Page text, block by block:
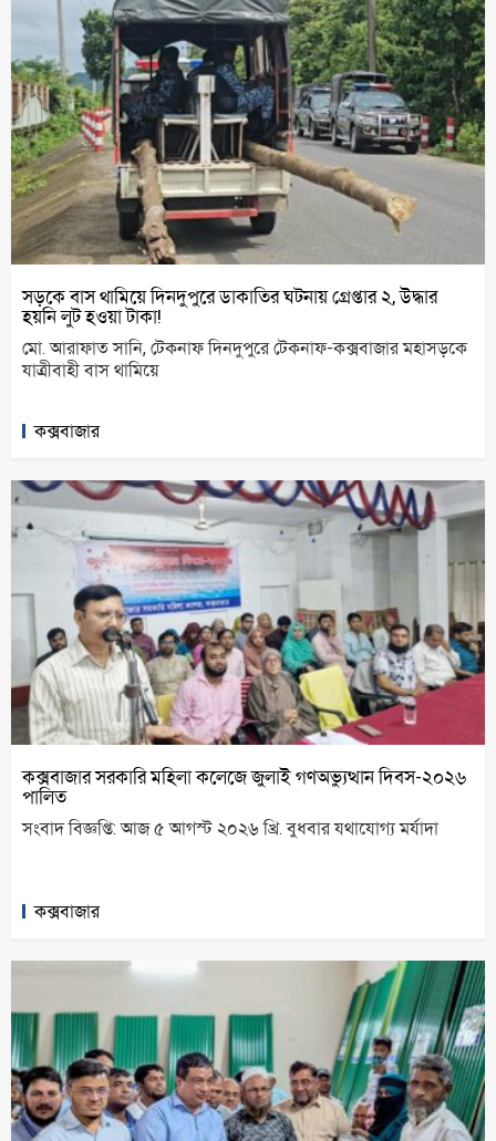
সড়কে বাস থামিয়ে দিনদুপুরে ডাকাতির ঘটনায় গ্রেপ্তার ২, উদ্ধার
হয়নি লুট হওয়া টাকা!
মো. আরাফাত সানি, টেকনাফ দিনদুপুরে টেকনাফ-কক্সবাজার মহাসড়কে
যাত্রীবাহী বাস থামিয়ে
কক্সবাজার
কক্সবাজার সরকারি মহিলা কলেজে জুলাই গণঅভ্যুত্থান দিবস-২০২৬
পালিত
সংবাদ বিজ্ঞপ্তি: আজ ৫ আগস্ট ২০২৬ খ্রি. বুধবার যথাযোগ্য মর্যাদা
কক্সবাজার